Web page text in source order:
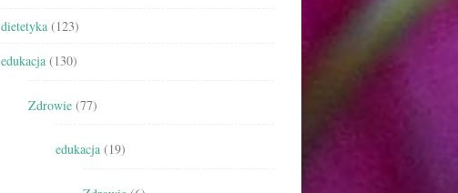
dietetyka (123)
edukacja (130)
Zdrowie (77)
edukacja (19)